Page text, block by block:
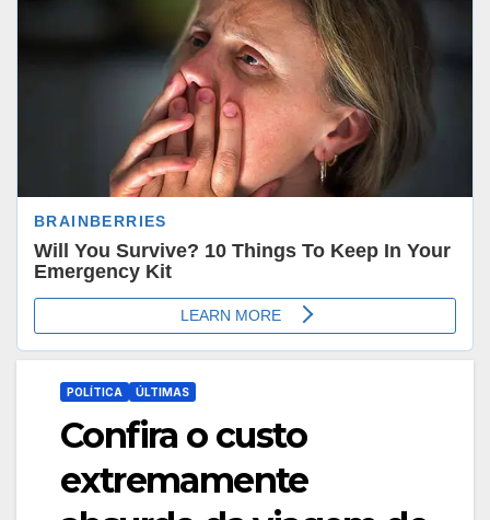
POLÍTICA ÚLTIMAS
Confira o custo
extremamente